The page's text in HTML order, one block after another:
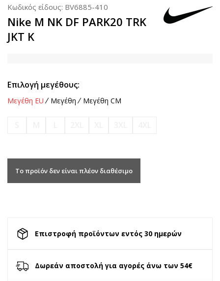
Κωδικός είδους: BV6885-410
Nike M NK DF PARK20 TRK
JKT K
Επιλογή μεγέθους:
Μεγέθη EU Μεγέθη Μεγέθη CM
Το προϊόν δεν είναι πλέον διαθέσιμο
Επιστροφή προϊόντων εντός 30 ημερών
Δωρεάν αποστολή για αγορές άνω των 54€